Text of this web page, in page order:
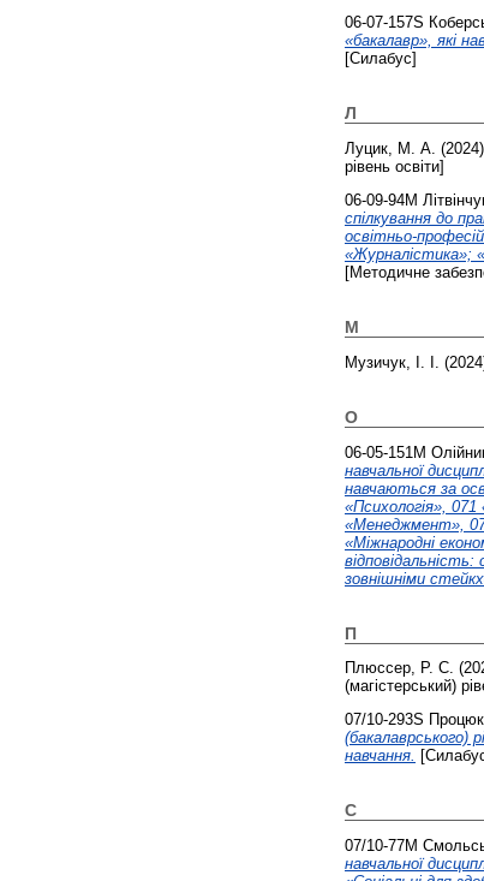
06-07-157S
«бакалавр», які
[Силабус]
Л
Луцик, М. А. (2024)
рівень освіти]
06-09-94М
спілкування до
освітньо-
«Журналістика»;
[Методичне
М
Музичук, І. І.
О
06-05-151М
навчальної
навчаються за
«Психологія»,
«Менеджмент»,
«Міжнародні
зовнішніми
П
Плюссер, Р. С.
(магістерський)
07/10-293S
(бакалаврського)
навчання.
С
07/10-77М
навчальної